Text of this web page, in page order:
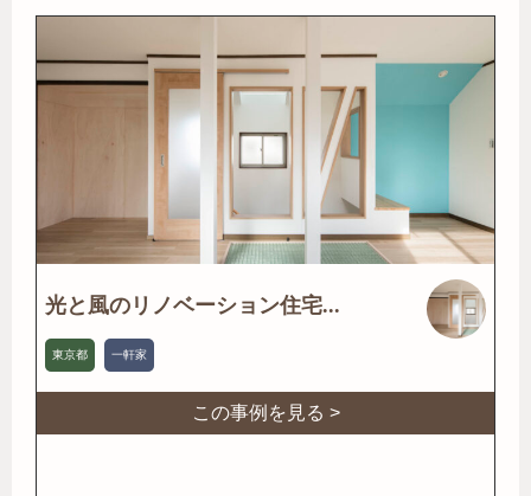
光と風のリノベーション住宅...
東京都 一軒家
この事例を見る >